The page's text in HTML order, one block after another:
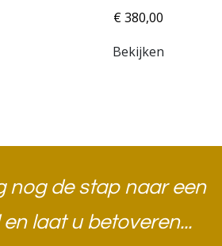
€ 380,00
Bekijken
nog de stap naar een
laat u betoveren...